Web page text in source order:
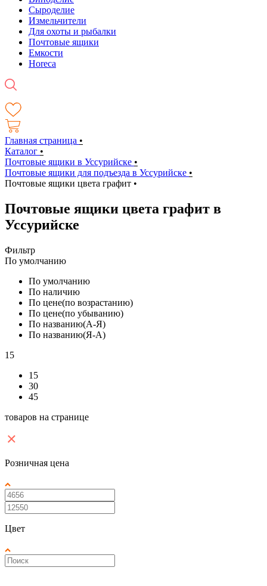
Сыроделие
Измельчители
Для охоты и рыбалки
Почтовые ящики
Емкости
Horeca
Главная страница •
Каталог •
Почтовые ящики в Уссурийске •
Почтовые ящики для подъезда в Уссурийске •
Почтовые ящики цвета графит •
Почтовые ящики цвета графит в
Уссурийске
Фильтр
По умолчанию
По умолчанию
По наличию
По цене(по возрастанию)
По цене(по убыванию)
По названию(А-Я)
По названию(Я-А)
15
15
30
45
товаров на странице
Розничная цена
Цвет